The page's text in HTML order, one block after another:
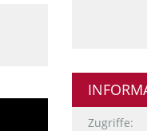
Zugriffe